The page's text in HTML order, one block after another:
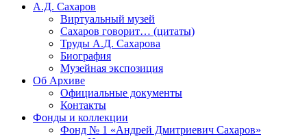
А.Д. Сахаров
Виртуальный музей
Сахаров говорит… (цитаты)
Труды А.Д. Сахарова
Биография
Музейная экспозиция
Об Архиве
Официальные документы
Контакты
Фонды и коллекции
Фонд № 1 «Андрей Дмитриевич Сахаров»